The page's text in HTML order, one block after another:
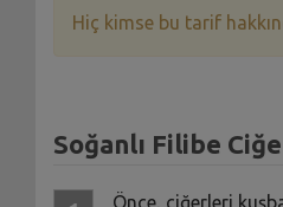
Hiç kimse bu tarif
Soğanlı Filibe
Önce, ciğerleri